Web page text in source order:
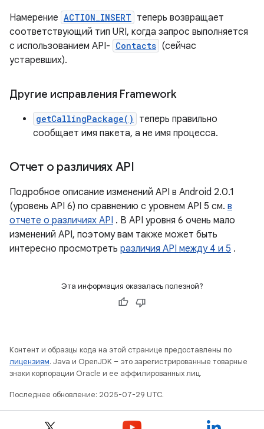
Намерение ACTION_INSERT теперь возвращает
соответствующий тип URI, когда запрос выполняется
с использованием API- Contacts (сейчас
устаревших).
Другие исправления Framework
getCallingPackage()
теперь правильно
сообщает имя пакета, а не имя процесса.
Отчет о различиях API
Подробное описание изменений API в Android 2.0.1
(уровень API 6) по сравнению с уровнем API 5 см. в
отчете о различиях API . В API уровня 6 очень мало
изменений API, поэтому вам также может быть
интересно просмотреть различия API между 4 и 5 .
Эта информация оказалась полезной?
Контент и образцы кода на этой странице предоставлены по
лицензиям. Java и OpenJDK – это зарегистрированные товарные
знаки корпорации Oracle и ее аффилированных лиц.
Последнее обновление: 2025-07-29 UTC.